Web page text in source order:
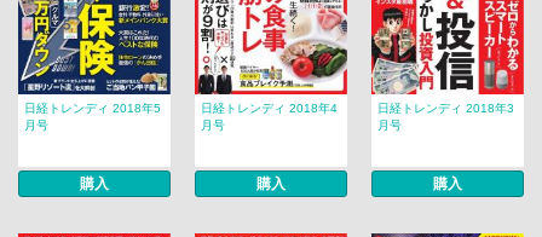
日経トレンディ 2018年5
月号
購入
日経トレンディ 2018年4
月号
購入
日経トレンディ 2018年3
月号
購入